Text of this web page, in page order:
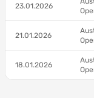
23.01.2026
21.01.2026
18.01.2026